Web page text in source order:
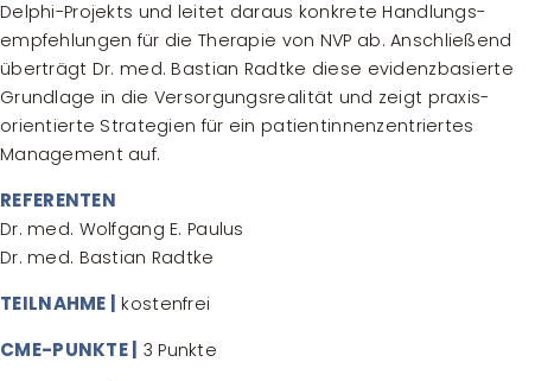
Delphi-Projekts und leitet daraus konkrete Handlungs­
empfehlungen für die Therapie von NVP ab. Anschließend
überträgt Dr. med. Bastian Radtke diese evidenzbasierte
Grundlage in die Versorgungsrealität und zeigt praxis­
orientierte Strategien für ein patientinnenzentriertes
Management auf.
REFERENTEN
Dr. med. Wolfgang E. Paulus
Dr. med. Bastian Radtke
TEILNAHME | kostenfrei
CME-PUNKTE | 3 Punkte